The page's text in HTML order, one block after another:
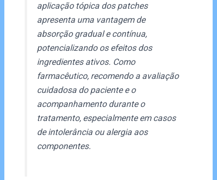
aplicação tópica dos patches
apresenta uma vantagem de
absorção gradual e contínua,
potencializando os efeitos dos
ingredientes ativos. Como
farmacêutico, recomendo a avaliação
cuidadosa do paciente e o
acompanhamento durante o
tratamento, especialmente em casos
de intolerância ou alergia aos
componentes.